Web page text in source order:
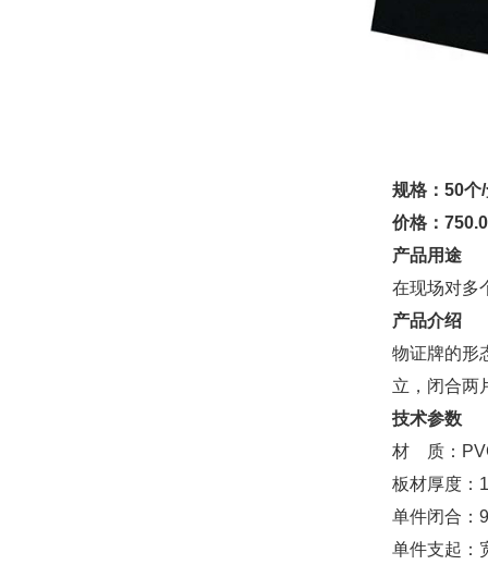
规格：50个
价格：
产品用途
在现场对多
产品介绍
物证牌的形
立，闭合两
技术参数
材 质：
板材厚度：
单件闭合：
单件支起：